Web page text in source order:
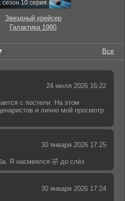
сезон 10 серия
Звездный крейсер
Галактика 1980
Все
24 июля 2026 16:22
с постели. На этом
и лично мой просмотр
30 января 2026 17:25
Я насмеялся 🤣 до слёз
30 января 2026 17:24